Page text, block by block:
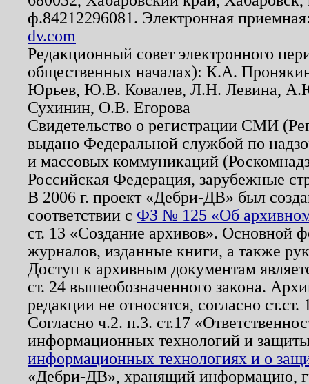
ф.84212296081. Электронная
dv.com
Редакционный совет электронного
общественных началах): К.А.
Юрьев, Ю.В. Ковалев, Л.Н. Левина,
Сухинин, О.В. Егорова
Свидетельство о регистрации СМИ
выдано Федеральной службой по
и массовых коммуникаций
Российская Федерация, зарубежные
В 2006 г. проект «Дебри-ДВ» был
соответствии с ФЗ № 125 «Об
ст. 13 «Создание архивов». Основной
журналов, изданные книги, а также
Доступ к архивным документам
ст. 24 вышеобозначенного закона.
редакции не относятся, согласно
Согласно ч.2. п.3. ст.17
информационных технологий и
информационных технологиях и о
«Дебри-ДВ», хранящий информацию,